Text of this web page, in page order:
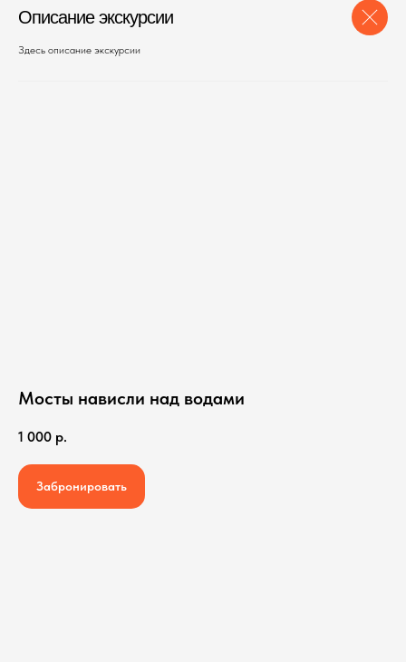
Описание экскурсии
Здесь описание экскурсии
Мосты нависли над водами
1 000 р.
Забронировать